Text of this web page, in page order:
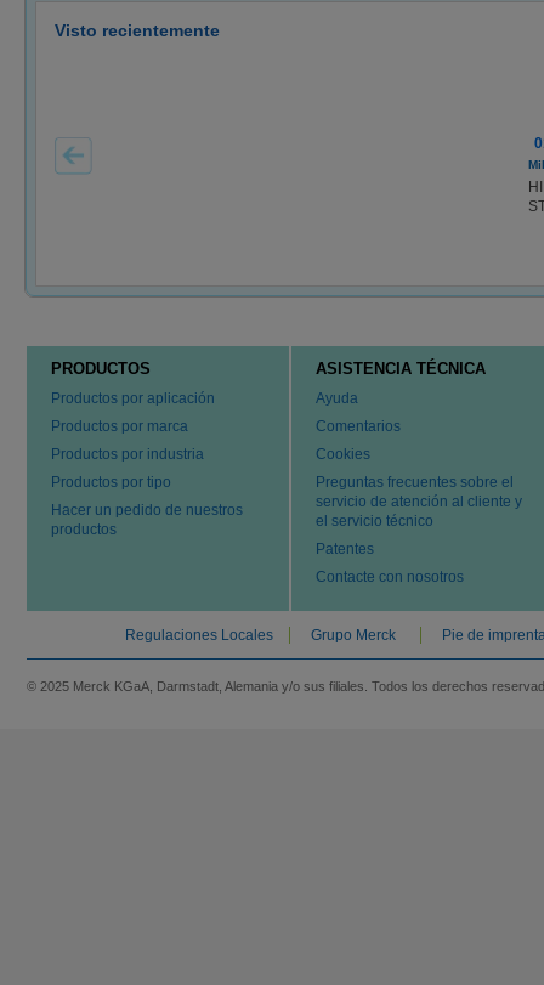
Visto recientemente
PRODUCTOS
Productos por aplicación
Productos por marca
Productos por industria
Productos por tipo
Hacer un pedido de nuestros
productos
ASISTENCIA TÉCNICA
Ayuda
Comentarios
Cookies
Preguntas frecuentes sobre el
servicio de atención al cliente y
el servicio técnico
Patentes
Contacte con nosotros
Regulaciones Locales Grupo Merck Pie de
© 2025 Merck KGaA, Darmstadt, Alemania y/o sus filiales. Todos los derechos